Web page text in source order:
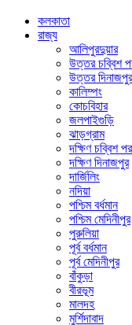
কলকাতা
রাজ্য
আলিপুরদুয়ার
উত্তর চব্বিশ
উত্তর দিনাজপুর
কালিম্পং
কোচবিহার
জলপাইগুড়ি
ঝাড়গ্রাম
দক্ষিণ চব্বিশ
দক্ষিণ দিনাজপুর
দার্জিলিং
নদিয়া
পশ্চিম বর্ধমান
পশ্চিম মেদিনীপুর
পুরুলিয়া
পূর্ব বর্ধমান
পূর্ব মেদিনীপুর
বাঁকুড়া
বীরভূম
মালদহ
মুর্শিদাবাদ